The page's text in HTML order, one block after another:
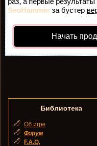
SeoHammer за бустер
Начать
Библиотека
Об игре
Форум
F.A.Q.